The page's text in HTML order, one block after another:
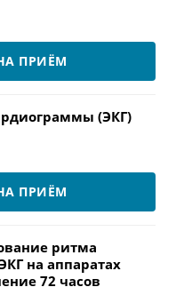
ПРИЁМ
(ЭКГ)
ПРИЁМ
ритма
на аппаратах
72 часов